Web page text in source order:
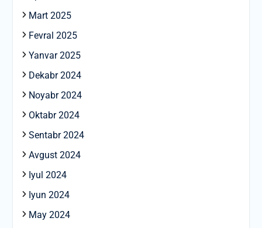
Mart 2025
Fevral 2025
Yanvar 2025
Dekabr 2024
Noyabr 2024
Oktabr 2024
Sentabr 2024
Avgust 2024
Iyul 2024
Iyun 2024
May 2024